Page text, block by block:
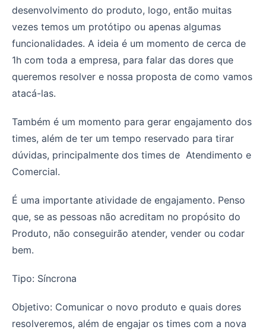
desenvolvimento do produto, logo, então muitas
vezes temos um protótipo ou apenas algumas
funcionalidades. A ideia é um momento de cerca de
1h com toda a empresa, para falar das dores que
queremos resolver e nossa proposta de como vamos
atacá-las.
Também é um momento para gerar engajamento dos
times, além de ter um tempo reservado para tirar
dúvidas, principalmente dos times de Atendimento e
Comercial.
É uma importante atividade de engajamento. Penso
que, se as pessoas não acreditam no propósito do
Produto, não conseguirão atender, vender ou codar
bem.
Tipo: Síncrona
Objetivo: Comunicar o novo produto e quais dores
resolveremos, além de engajar os times com a nova